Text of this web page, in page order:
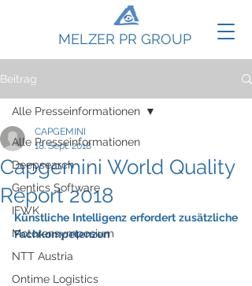
MELZER PR GROUP
Beitrag
Alle Presseinformationen
Deepsearch
Gentics Software
IFWK
Motorensymposium
NTT Austria
Ontime Logistics
Alle Presseinformationen
Capgemini World Quality
Report 2018
CAPGEMINI
18. Sept. 2018
Künstliche Intelligenz erfordert zusätzliche
Fachkompetenzen